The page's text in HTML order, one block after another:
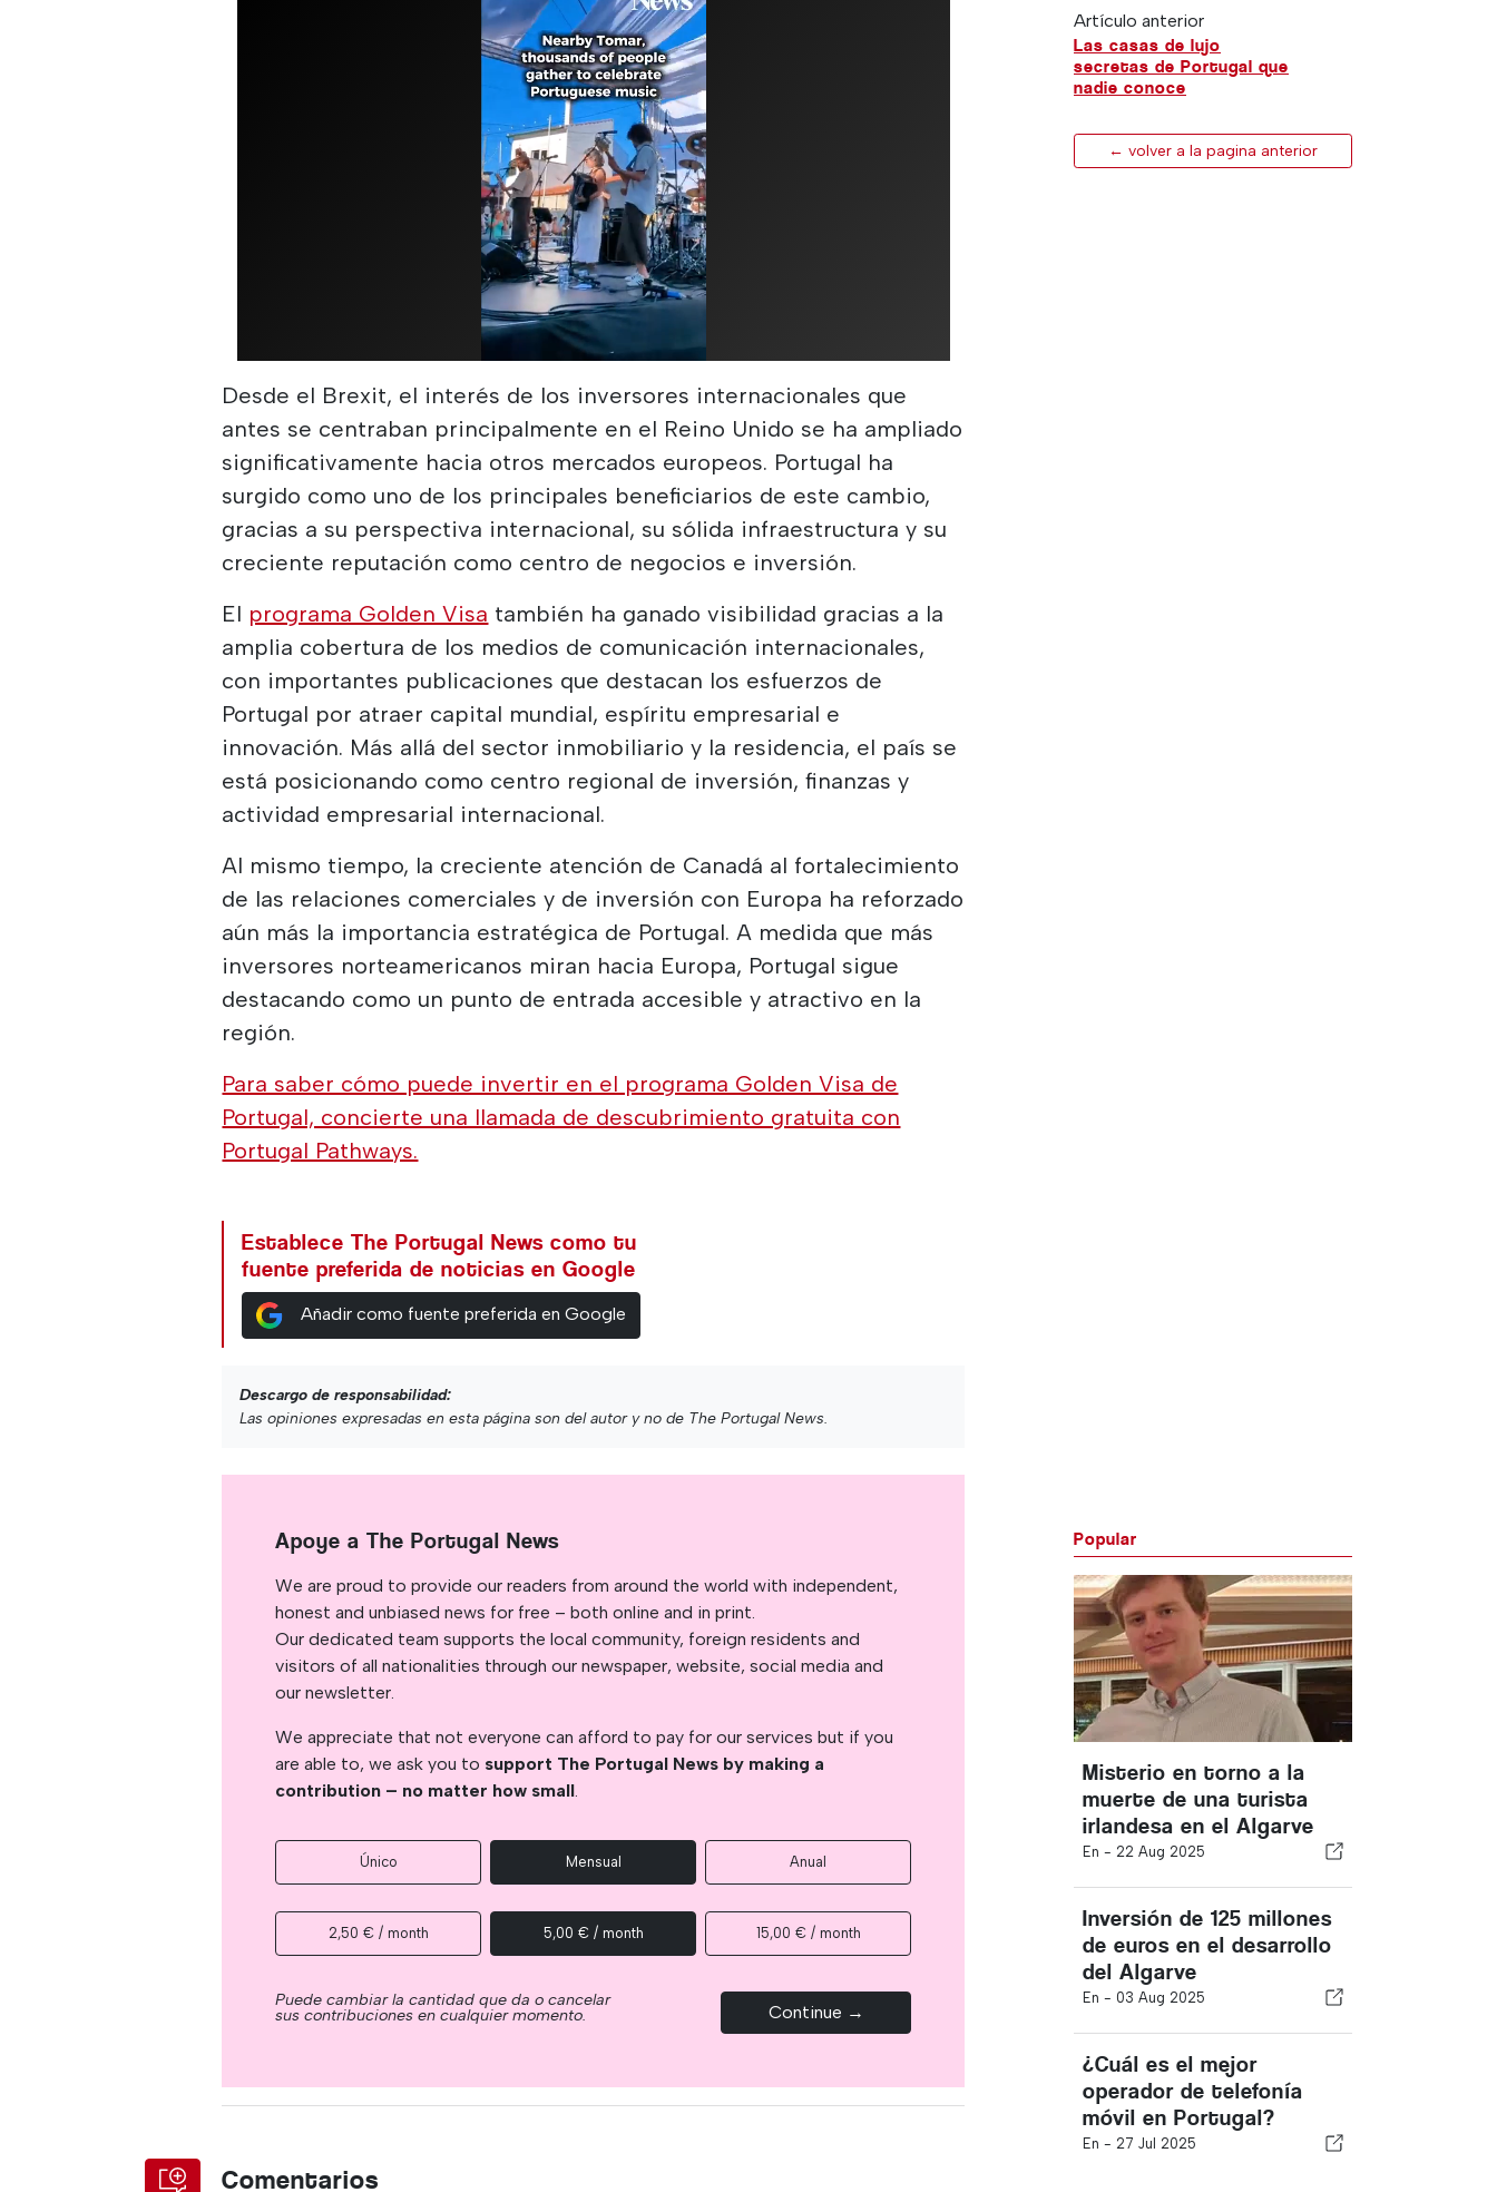
Desde el Brexit, el interés de los inversores internacionales que
antes se centraban principalmente en el Reino Unido se ha ampliado
significativamente hacia otros mercados europeos. Portugal ha
surgido como uno de los principales beneficiarios de este cambio,
gracias a su perspectiva internacional, su sólida infraestructura y su
creciente reputación como centro de negocios e inversión.
El programa Golden Visa también ha ganado visibilidad gracias a la
amplia cobertura de los medios de comunicación internacionales,
con importantes publicaciones que destacan los esfuerzos de
Portugal por atraer capital mundial, espíritu empresarial e
innovación. Más allá del sector inmobiliario y la residencia, el país se
está posicionando como centro regional de inversión, finanzas y
actividad empresarial internacional.
Al mismo tiempo, la creciente atención de Canadá al fortalecimiento
de las relaciones comerciales y de inversión con Europa ha reforzado
aún más la importancia estratégica de Portugal. A medida que más
inversores norteamericanos miran hacia Europa, Portugal sigue
destacando como un punto de entrada accesible y atractivo en la
región.
Para saber cómo puede invertir en el programa Golden Visa de
Portugal, concierte una llamada de descubrimiento gratuita con
Portugal Pathways.
Establece The Portugal News como tu
fuente preferida de noticias en Google
Añadir como fuente preferida en Google
Descargo de responsabilidad:
Las opiniones expresadas en esta página son del autor y no de The Portugal News.
Artículo anterior
Las casas de lujo
secretas de Portugal que
nadie conoce
← volver a la pagina anterior
Apoye a The Portugal News
We are proud to provide our readers from around the world with independent,
honest and unbiased news for free – both online and in print.
Our dedicated team supports the local community, foreign residents and
visitors of all nationalities through our newspaper, website, social media and
our newsletter.
We appreciate that not everyone can afford to pay for our services but if you
are able to, we ask you to support The Portugal News by making a
contribution – no matter how small.
Único Mensual Anual
2,50 € / month 5,00 € / month 15,00 € / month
Puede cambiar la cantidad que da o cancelar
sus contribuciones en cualquier momento. Continue →
Comentarios
Popular
Misterio en torno a la
muerte de una turista
irlandesa en el Algarve
En - 22 Aug 2025
Inversión de 125 millones
de euros en el desarrollo
del Algarve
En - 03 Aug 2025
¿Cuál es el mejor
operador de telefonía
móvil en Portugal?
En - 27 Jul 2025